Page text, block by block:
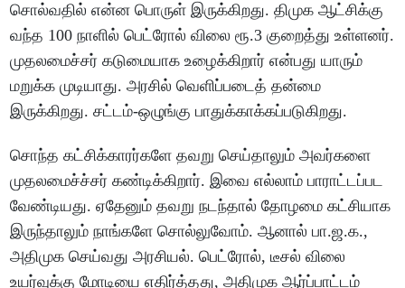
சொல்வதில் என்ன பொருள் இருக்கிறது. திமுக ஆட்சிக்கு
வந்த 100 நாளில் பெட்ரோல் விலை ரூ.3 குறைத்து உள்ளனர்.
முதலமைச்சர் கடுமையாக உழைக்கிறார் என்பது யாரும்
மறுக்க முடியாது. அரசில் வெளிப்படைத் தன்மை
இருக்கிறது. சட்டம்-ஒழுங்கு பாதுக்காக்கப்படுகிறது.
சொந்த கட்சிக்காரர்களே தவறு செய்தாலும் அவர்களை
முதலமைச்ச்சர் கண்டிக்கிறார். இவை எல்லாம் பாராட்டப்பட
வேண்டியது. ஏதேனும் தவறு நடந்தால் தோழமை கட்சியாக
இருந்தாலும் நாங்களே சொல்லுவோம். ஆனால் பா.ஜ.க.,
அதிமுக செய்வது அரசியல். பெட்ரோல், டீசல் விலை
உயர்வுக்கு மோடியை எதிர்த்தது, அதிமுக ஆர்ப்பாட்டம்